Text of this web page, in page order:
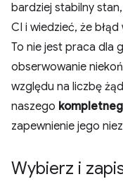
bardziej stabilny
CI i wiedzieć, że
To nie jest praca dla
obserwowanie
względu na liczbę
naszego
zapewnienie jego
Wybierz i